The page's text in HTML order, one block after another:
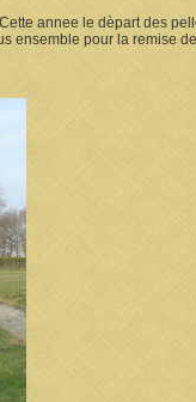
annee le dèpart des
ensemble pour la remise